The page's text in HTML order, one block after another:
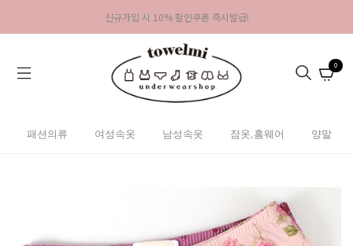
신규가입 시 10% 할인쿠폰 즉시발급!
0
패션의류 여성속옷 남성속옷 잠옷,홈웨어 양말